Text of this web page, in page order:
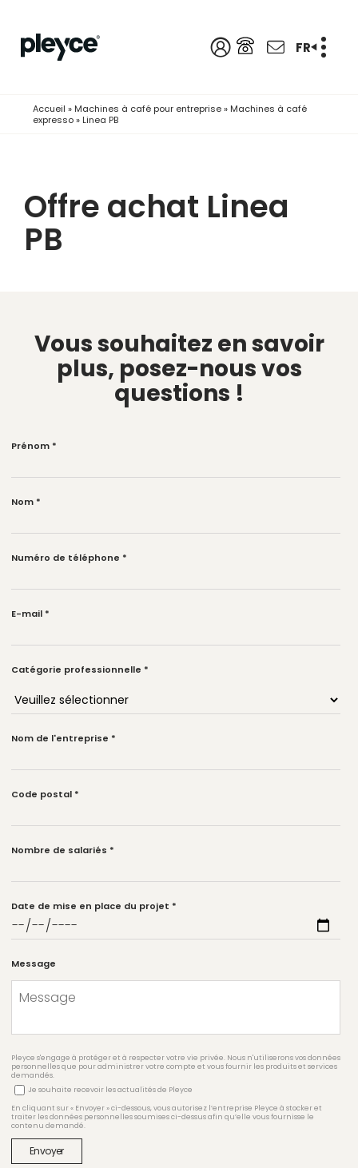
FR
Accueil » Machines à café pour entreprise» Machines à café
expresso» Linea PB
Offre achat Linea
PB
Vous souhaitez en savoir
plus, posez-nous vos
questions !
Prénom *
Nom *
Numéro de téléphone *
E-mail *
Catégorie professionnelle *
Nom de l'entreprise *
Code postal *
Nombre de salariés *
Date de mise en place du projet *
Message
Pleyce s'engage à protéger et à respecter votre vie privée. Nous n'utiliserons vos données
personnelles que pour administrer votre compte et vous fournir les produits et services
demandés.
Je souhaite recevoir les actualités de Pleyce
En cliquant sur « Envoyer » ci-dessous, vous autorisez l’entreprise Pleyce à stocker et
traiter les données personnelles soumises ci-dessus afin qu’elle vous fournisse le
contenu demandé.